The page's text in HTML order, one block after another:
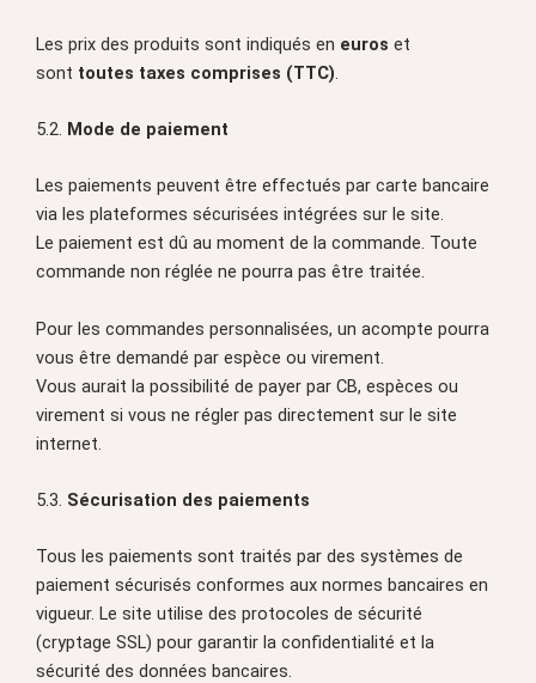
Les prix des produits sont indiqués en euros et
sont toutes taxes comprises (TTC)
5.2. Mode de paiement
Les paiements peuvent être effectués par carte bancaire
via les plateformes sécurisées intégrées sur le site.
Le paiement est dû au moment de la commande. Toute
commande non réglée ne pourra pas être traitée.
Pour les commandes personnalisées, un acompte pourra
vous être demandé par espèce ou virement.
Vous aurait la possibilité de payer par CB, espèces ou
virement si vous ne régler pas directement sur le site
internet.
5.3. Sécurisation des paiements
Tous les paiements sont traités par des systèmes de
paiement sécurisés conformes aux normes bancaires en
vigueur. Le site utilise des protocoles de sécurité
(cryptage SSL) pour garantir la confidentialité et la
sécurité des données bancaires.